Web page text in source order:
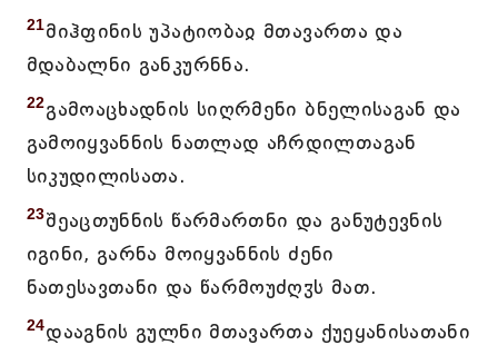
21მიჰფინის უპატიობაჲ მთავართა და
მდაბალნი განკურნნა.
22გამოაცხადნის სიღრმენი ბნელისაგან და
გამოიყვანნის ნათლად აჩრდილთაგან
სიკუდილისათა.
23შეაცთუნნის წარმართნი და განუტევნის
იგინი, გარნა მოიყვანნის ძენი
ნათესავთანი და წარმოუძღჳს მათ.
24დააგნის გულნი მთავართა ქუეყანისათანი